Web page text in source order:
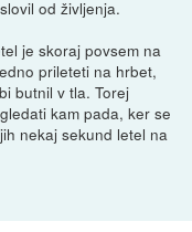
od življenja.
je skoraj povsem na
prileteti na hrbet,
butnil v tla. Torej
kam pada, ker se
nekaj sekund letel na